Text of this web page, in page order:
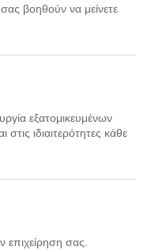
βοηθούν να μείνετε
εξατομικευμένων
ιδιαιτερότητες κάθε
επιχείρηση σας.